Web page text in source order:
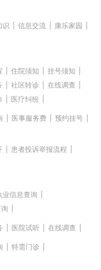
识 信息交流
康乐家园
住院须知
挂号须知
社区转诊
在线调查
医疗纠纷
医事服务费 预约挂号
患者投诉举报流程
业信息查询
医院试听 在线调查
特需门诊